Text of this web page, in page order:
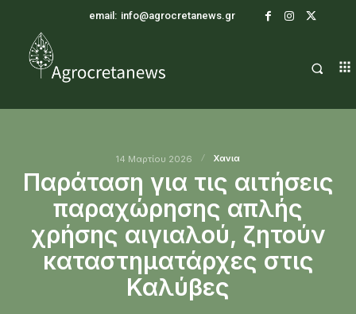
email: info@agrocretanews.gr
14 Μαρτίου 2026 Χανια
Παράταση για τις αιτήσεις
παραχώρησης απλής
χρήσης αιγιαλού, ζητούν
καταστηματάρχες στις
Καλύβες